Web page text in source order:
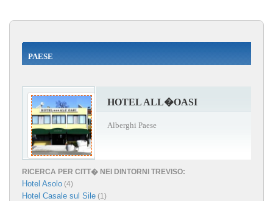
PAESE
HOTEL ALL�OASI
Alberghi Paese
RICERCA PER CITT� NEI DINTORNI TREVISO:
Hotel Asolo (4)
Hotel Casale sul Sile (1)